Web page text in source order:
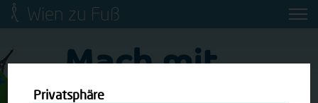
Wien zu Fuß
Mobilitätsbildung für Kinder und
Ringstraße-Neugestaltung
Privatsphäre